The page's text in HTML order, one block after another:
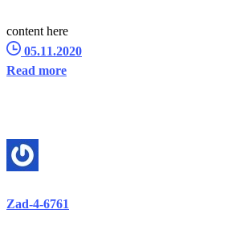
content here
05.11.2020
Read more
Zad-4-6761